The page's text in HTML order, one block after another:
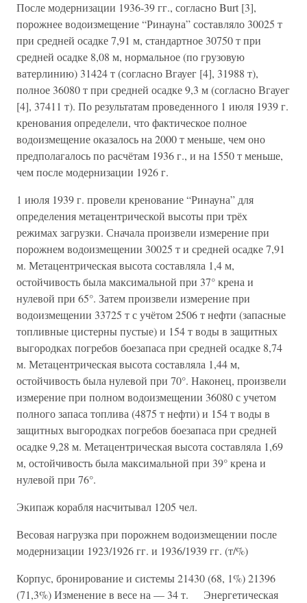
После модернизации 1936-39 гг., согласно Burt [3],
порожнее водоизмещение “Ринауна” составляло 30025 т
при средней осадке 7,91 м, стандартное 30750 т при
средней осадке 8,08 м, нормальное (по грузовую
ватерлинию) 31424 т (согласно Вгауег [4], 31988 т),
полное 36080 т при средней осадке 9,3 м (согласно Вгауег
[4], 37411 т). По результатам проведенного 1 июля 1939 г.
кренования определели, что фактическое полное
водоизмещение оказалось на 2000 т меньше, чем оно
предполагалось по расчётам 1936 г., и на 1550 т меньше,
чем после модернизации 1926 г.
1 июля 1939 г. провели кренование “Ринауна” для
определения метацентрической высоты при трёх
режимах загрузки. Сначала произвели измерение при
порожнем водоизмещении 30025 т и средней осадке 7,91
м. Метацентрическая высота составляла 1,4 м,
остойчивость была максимальной при 37° крена и
нулевой при 65°. Затем произвели измерение при
водоизмещении 33725 т с учётом 2506 т нефти (запасные
топливные цистерны пустые) и 154 т воды в защитных
выгородках погребов боезапаса при средней осадке 8,74
м. Метацентрическая высота составляла 1,44 м,
остойчивость была нулевой при 70°. Наконец, произвели
измерение при полном водоизмещении 36080 с учетом
полного запаса топлива (4875 т нефти) и 154 т воды в
защитных выгородках погребов боезапаса при средней
осадке 9,28 м. Метацентрическая высота составляла 1,69
м, остойчивость была максимальной при 39° крена и
нулевой при 76°.
Экипаж корабля насчитывал 1205 чел.
Весовая нагрузка при порожнем водоизмещении после
модернизации 1923/1926 гг. и 1936/1939 гг. (т/%)
Корпус, бронирование и системы 21430 (68, 1%) 21396
(71,3%) Изменение в весе на — 34 т. Энергетическая